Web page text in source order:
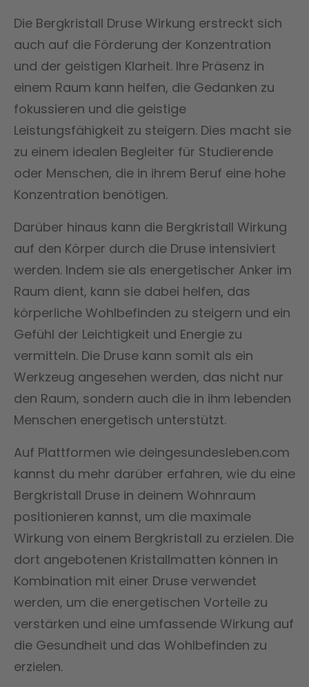
Die Bergkristall Druse Wirkung erstreckt sich
auch auf die Förderung der Konzentration
und der geistigen Klarheit. Ihre Präsenz in
einem Raum kann helfen, die Gedanken zu
fokussieren und die geistige
Leistungsfähigkeit zu steigern. Dies macht sie
zu einem idealen Begleiter für Studierende
oder Menschen, die in ihrem Beruf eine hohe
Konzentration benötigen.
Darüber hinaus kann die Bergkristall Wirkung
auf den Körper durch die Druse intensiviert
werden. Indem sie als energetischer Anker im
Raum dient, kann sie dabei helfen, das
körperliche Wohlbefinden zu steigern und ein
Gefühl der Leichtigkeit und Energie zu
vermitteln. Die Druse kann somit als ein
Werkzeug angesehen werden, das nicht nur
den Raum, sondern auch die in ihm lebenden
Menschen energetisch unterstützt.
Auf Plattformen wie deingesundesleben.com
kannst du mehr darüber erfahren, wie du eine
Bergkristall Druse in deinem Wohnraum
positionieren kannst, um die maximale
Wirkung von einem Bergkristall zu erzielen. Die
dort angebotenen Kristallmatten können in
Kombination mit einer Druse verwendet
werden, um die energetischen Vorteile zu
verstärken und eine umfassende Wirkung auf
die Gesundheit und das Wohlbefinden zu
erzielen.